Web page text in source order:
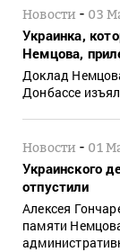
Новости - 03
Украинка,
Немцова,
Доклад
Донбассе
Новости - 01
Украинского
отпустили
Алексея
памяти